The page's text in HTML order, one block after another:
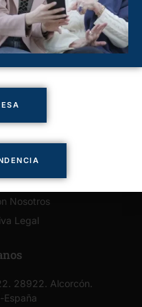
Boadilla
Majadahonda
Pozuelo
Online
llamada
Nosotros
Legal
28922. Alcorcón.